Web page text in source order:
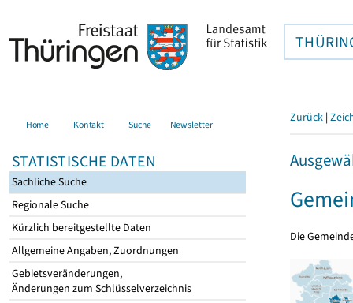
Home Kontakt Suche Newsletter
STATISTISCHE DATEN
Sachliche Suche
Regionale Suche
Kürzlich bereitgestellte Daten
Allgemeine Angaben, Zuordnungen
Gebietsveränderungen,
Änderungen zum Schlüsselverzeichnis
Zurück |
Die